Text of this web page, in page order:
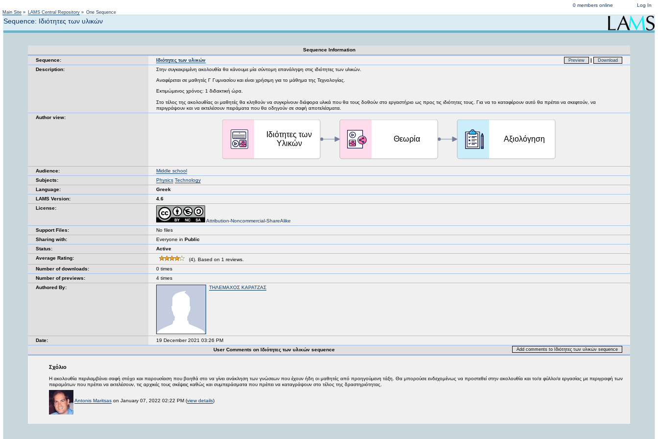
Log In
0 members online
Main Site » LAMS Central Repository » One Sequence
Sequence: Ιδιότητες των υλικών
Sequence Information
Sequence:
Ιδιότητες των υλικών Preview | Download
Description: Στην συγκεκριμένη ακολουθία θα κάνουμε μία σύντομη επανάληψη στις ιδιότητες των υλικών.
Αναφέρεται σε μαθητές Γ Γυμνασίου και είναι χρήσιμη για το μάθημα της Τεχνολογίας.
Εκτιμώμενος χρόνος: 1 διδακτική ώρα.
Στο τέλος της ακολουθίας οι μαθητές θα κληθούν να συγκρίνουν διάφορα υλικά που θα τους δοθούν στο εργαστήριο ως προς τις ιδιότητες τους. Για να το καταφέρουν αυτό θα πρέπει να σκεφτούν, να
περιγράψουν και να εκτελέσουν πειράματα που θα οδηγούν σε σαφή αποτελέσματα.
Author view:
Audience:
Middle school
Subjects:
Physics Technology
Language:
Greek
LAMS Version:
4.6
License:
Attribution-Noncommercial-ShareAlike
Support Files:
No files
Sharing with:
Everyone in Public
Status:
Active
Average Rating:
(4). Based on 1 reviews.
Number of downloads:
0 times
Number of previews:
4 times
Authored By:
ΤΗΛΕΜΑΧΟΣ ΚΑΡΑΤΖΑΣ
Date:
19 December 2021 03:26 PM
User Comments on Ιδιότητες των υλικών sequence
Add comments to Ιδιότητες των υλικών sequence
Σχόλιο
Η ακολουθία περιλαμβάνει σαφή στόχο και παρουσίαση που βοηθά στο να γίνει ανάκληση των γνώσεων που έχουν ήδη οι μαθητές από προηγούμενη τάξη. Θα μπορούσε ενδεχομένως να προστεθεί στην ακολουθία και το/α φύλλο/α εργασίας με περιγραφή των
πειραμάτων που πρέπει να εκτελέσουν, τις αρχικές τους σκέψεις καθώς και συμπεράσματα που πρέπει να καταγράψουν στο τέλος της δραστηριότητας.
Antonis Maritsas on January 07, 2022 02:22 PM (view details)